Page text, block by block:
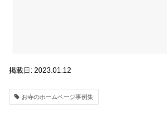
掲載日: 2023.01.12
お寺のホームページ事例集